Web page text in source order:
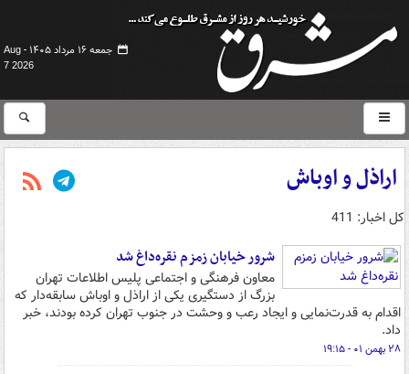
جمعه ۱۶ مرداد ۱۴۰۵ -
Aug
7 2026
اراذل و اوباش
کل اخبار: 411
شرور خیابان زمزم نقره‌داغ شد
معاون فرهنگی و اجتماعی پلیس اطلاعات تهران
بزرگ از دستگیری یکی از اراذل و اوباش سابقه‌دار که
اقدام به قدرت‌نمایی و ایجاد رعب و وحشت در جنوب تهران کرده بودند، خبر
داد.
۲۸ بهمن ۰۱ - ۱۹:۱۵